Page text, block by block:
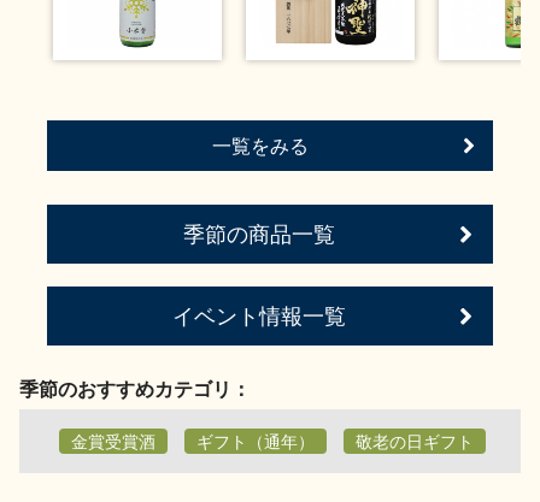
一覧をみる
季節の商品一覧
イベント情報一覧
季節のおすすめカテゴリ：
金賞受賞酒 ギフト（通年） 敬老の日ギフト